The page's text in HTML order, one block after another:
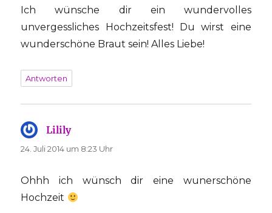
Ich wünsche dir ein wundervolles
unvergessliches Hochzeitsfest! Du wirst eine
wunderschöne Braut sein! Alles Liebe!
Antworten
Lililysagt:
24. Juli 2014 um 8:23 Uhr
Ohhh ich wünsch dir eine wunerschöne
Hochzeit